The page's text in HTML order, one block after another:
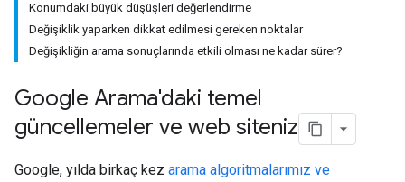
Konumdaki büyük düşüşleri değerlendirme
Değişiklik yaparken dikkat edilmesi gereken noktalar
Değişikliğin arama sonuçlarında etkili olması ne kadar sürer?
Google Arama'daki temel
güncellemeler ve web siteniz
Google, yılda birkaç kez arama algoritmalarımız ve